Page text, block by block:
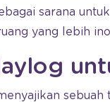
sarana
yang lebih